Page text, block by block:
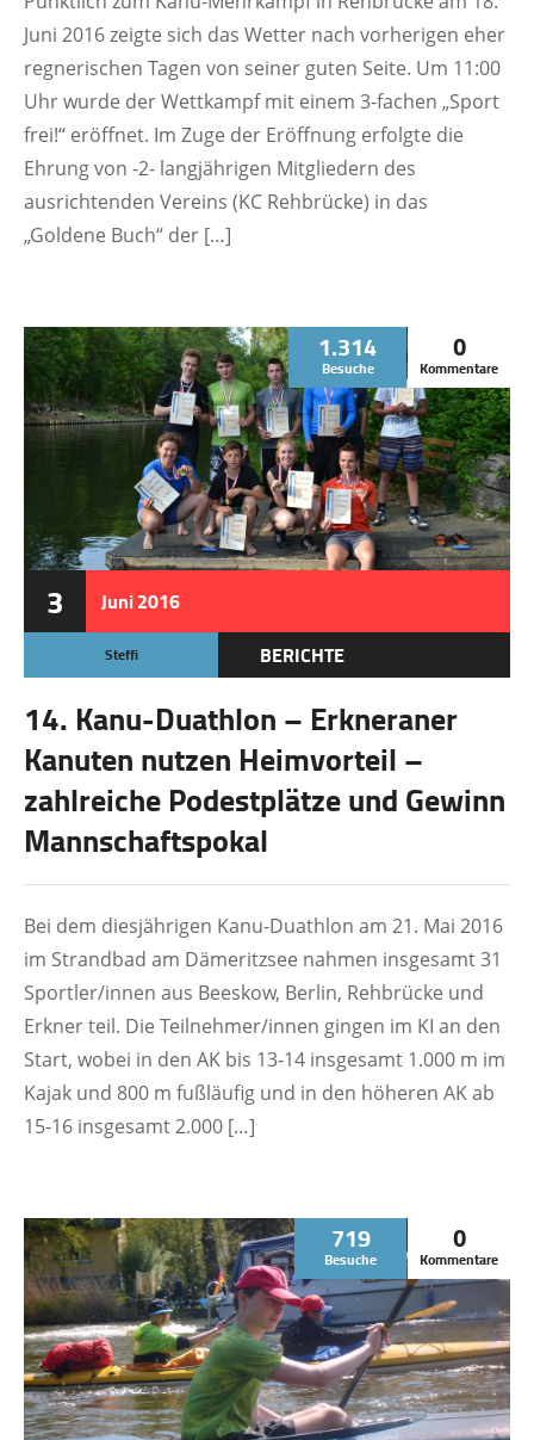
Juni 2016 zeigte sich das Wetter nach vorherigen eher
regnerischen Tagen von seiner guten Seite. Um 11:00
Uhr wurde der Wettkampf mit einem 3-fachen „Sport
frei!“ eröffnet. Im Zuge der Eröffnung erfolgte die
Ehrung von -2- langjährigen Mitgliedern des
ausrichtenden Vereins (KC Rehbrücke) in das
„Goldene Buch“ der […]
3 Juni2016
1.314
Besuche
0
Kommentare
Steffi BERICHTE
14. Kanu-Duathlon – Erkneraner
Kanuten nutzen Heimvorteil –
zahlreiche Podestplätze und Gewinn
Mannschaftspokal
Bei dem diesjährigen Kanu-Duathlon am 21. Mai 2016
im Strandbad am Dämeritzsee nahmen insgesamt 31
Sportler/innen aus Beeskow, Berlin, Rehbrücke und
Erkner teil. Die Teilnehmer/innen gingen im KI an den
Start, wobei in den AK bis 13-14 insgesamt 1.000 m im
Kajak und 800 m fußläufig und in den höheren AK ab
15-16 insgesamt 2.000 […]
719
Besuche
0
Kommentare